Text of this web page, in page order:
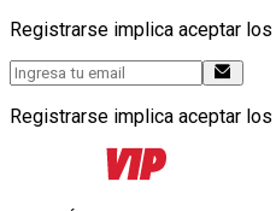
Registrarse implica aceptar los
Registrarse implica aceptar los